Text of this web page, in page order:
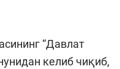
“Давлат
келиб чиқиб,